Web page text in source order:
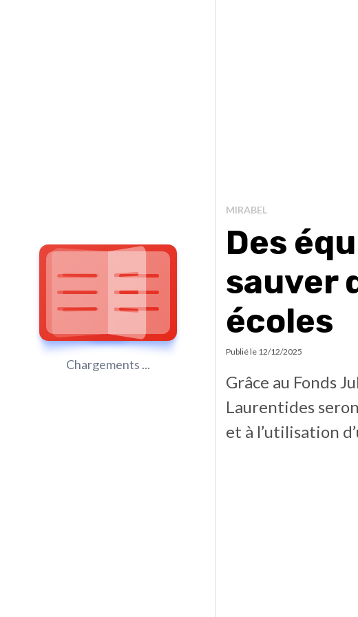
Chargements ...
MIRABEL
Des
sauver
écoles
Publié le 12/12/2025
Grâce au Fonds
Laurentides
et à l’utilisation